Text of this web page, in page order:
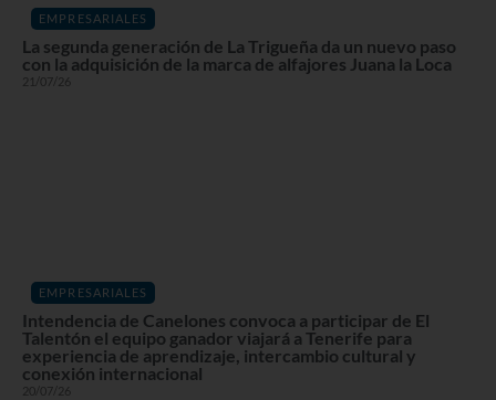
EMPRESARIALES
La segunda generación de La Trigueña da un nuevo paso
con la adquisición de la marca de alfajores Juana la Loca
21/07/26
EMPRESARIALES
Intendencia de Canelones convoca a participar de El
Talentón el equipo ganador viajará a Tenerife para
experiencia de aprendizaje, intercambio cultural y
conexión internacional
20/07/26